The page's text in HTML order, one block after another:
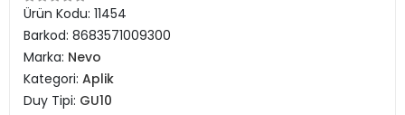
Ürün Kodu: 11454
Barkod: 8683571009300
Marka: Nevo
Kategori: Aplik
Duy Tipi: GU10